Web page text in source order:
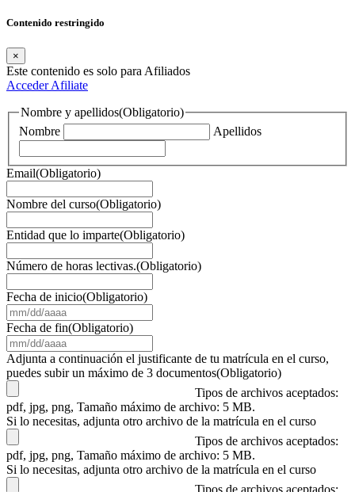
Contenido restringido
×
Este contenido es solo para Afiliados
AccederAfiliate
Nombre y apellidos(Obligatorio)
Nombre
Apellidos
Email(Obligatorio)
Nombre del curso(Obligatorio)
Entidad que lo imparte(Obligatorio)
Número de horas lectivas.(Obligatorio)
Fecha de inicio(Obligatorio)
barra
DD
barra
AAAA
Fecha de fin(Obligatorio)
barra
DD
Adjunta a continuación el justificante de tu matrícula en el curso,
puedes subir un máximo de 3 documentos(Obligatorio)
Tipos de archivos aceptados:
pdf, jpg, png, Tamaño máximo de archivo: 5 MB.
Si lo necesitas, adjunta otro archivo de la matrícula en el curso
Tipos de archivos aceptados:
pdf, jpg, png, Tamaño máximo de archivo: 5 MB.
Si lo necesitas, adjunta otro archivo de la matrícula en el curso